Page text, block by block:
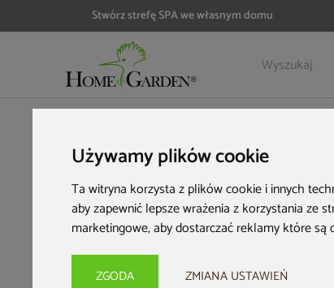
Używamy plików cookie
Ta witryna korzysta z plików cookie i innych
aby zapewnić lepsze wrażenia z korzystania ze
marketingowe,aby dostarczać reklamy które są
ZGODA ZMIANA USTAWIEŃ
Stwórz strefę SPA we własnym domu
Szczegóły Opinie